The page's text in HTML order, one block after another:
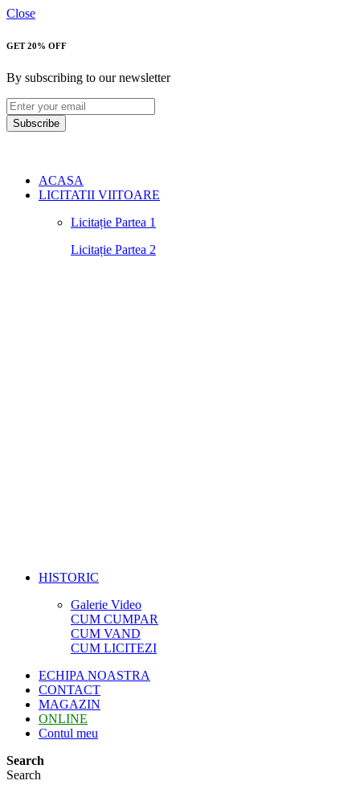
Close
GET 20% OFF
By subscribing to our newsletter
Subscribe
ACASA
LICITATII VIITOARE
Licitație Partea 1
Licitație Partea 2
HISTORIC
Galerie Video
CUM CUMPAR
CUM VAND
CUM LICITEZI
ECHIPA NOASTRA
CONTACT
MAGAZIN
ONLINE
Contul meu
Search
Search